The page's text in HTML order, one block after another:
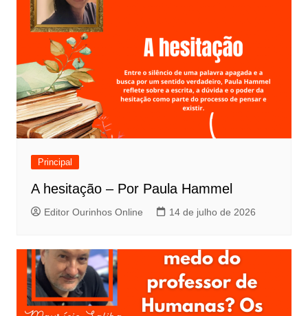
Principal
A hesitação – Por Paula Hammel
Editor Ourinhos Online 14 de julho de 2026